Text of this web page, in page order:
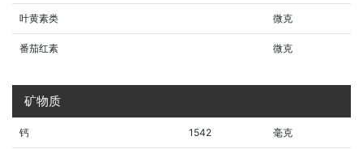
叶黄素类 微克
番茄红素 微克
矿物质
钙 1542 毫克